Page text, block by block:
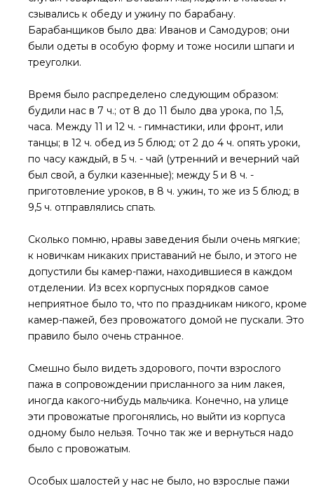
сзывались к обеду и ужину по барабану.
Барабанщиков было два: Иванов и Самодуров; они
были одеты в особую форму и тоже носили шпаги и
треуголки.
Время было распределено следующим образом:
будили нас в 7 ч.; от 8 до 11 было два урока, по 1,5,
часа. Между 11 и 12 ч. - гимнастики, или фронт, или
танцы; в 12 ч. обед из 5 блюд; от 2 до 4 ч. опять уроки,
по часу каждый, в 5 ч. - чай (утренний и вечерний чай
был свой, а булки казенные); между 5 и 8 ч. -
приготовление уроков, в 8 ч. ужин, то же из 5 блюд; в
9,5 ч. отправлялись спать.
Сколько помню, нравы заведения были очень мягкие;
к новичкам никаких приставаний не было, и этого не
допустили бы камер-пажи, находившиеся в каждом
отделении. Из всех корпусных порядков самое
неприятное было то, что по праздникам никого, кроме
камер-пажей, без провожатого домой не пускали. Это
правило было очень странное.
Смешно было видеть здорового, почти взрослого
пажа в сопровождении присланного за ним лакея,
иногда какого-нибудь мальчика. Конечно, на улице
эти провожатые прогонялись, но выйти из корпуса
одному было нельзя. Точно так же и вернуться надо
было с провожатым.
Особых шалостей у нас не было, но взрослые пажи